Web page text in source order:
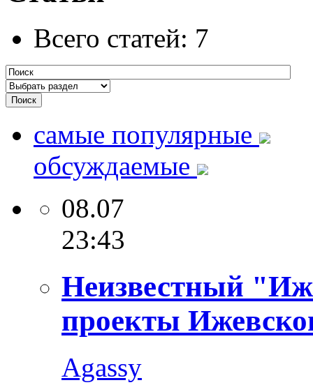
Всего статей: 7
самые популярные
обсуждаемые
08.07
23:43
Неизвестный
проекты
Agassy